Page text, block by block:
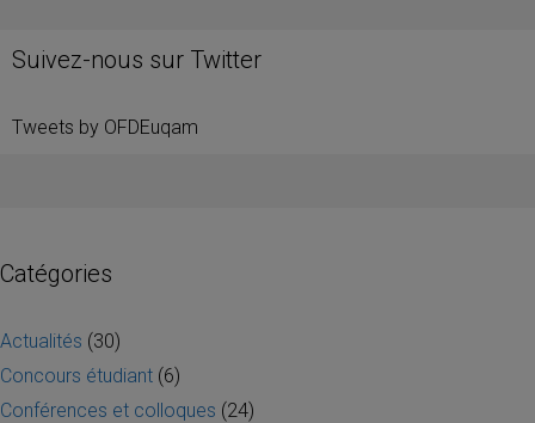
Suivez-nous sur Twitter
Tweets by OFDEuqam
Catégories
Actualités (30)
Concours étudiant (6)
Conférences et colloques (24)